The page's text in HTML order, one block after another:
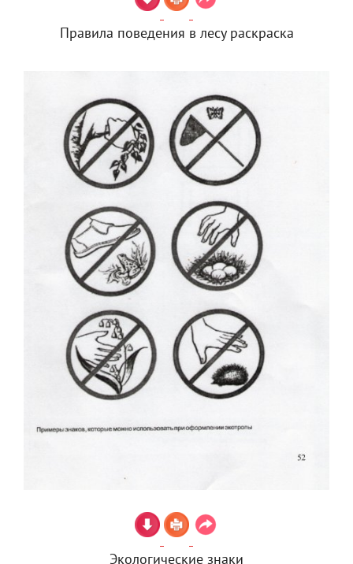
Правила поведения в лесу раскраска
Экологические знаки